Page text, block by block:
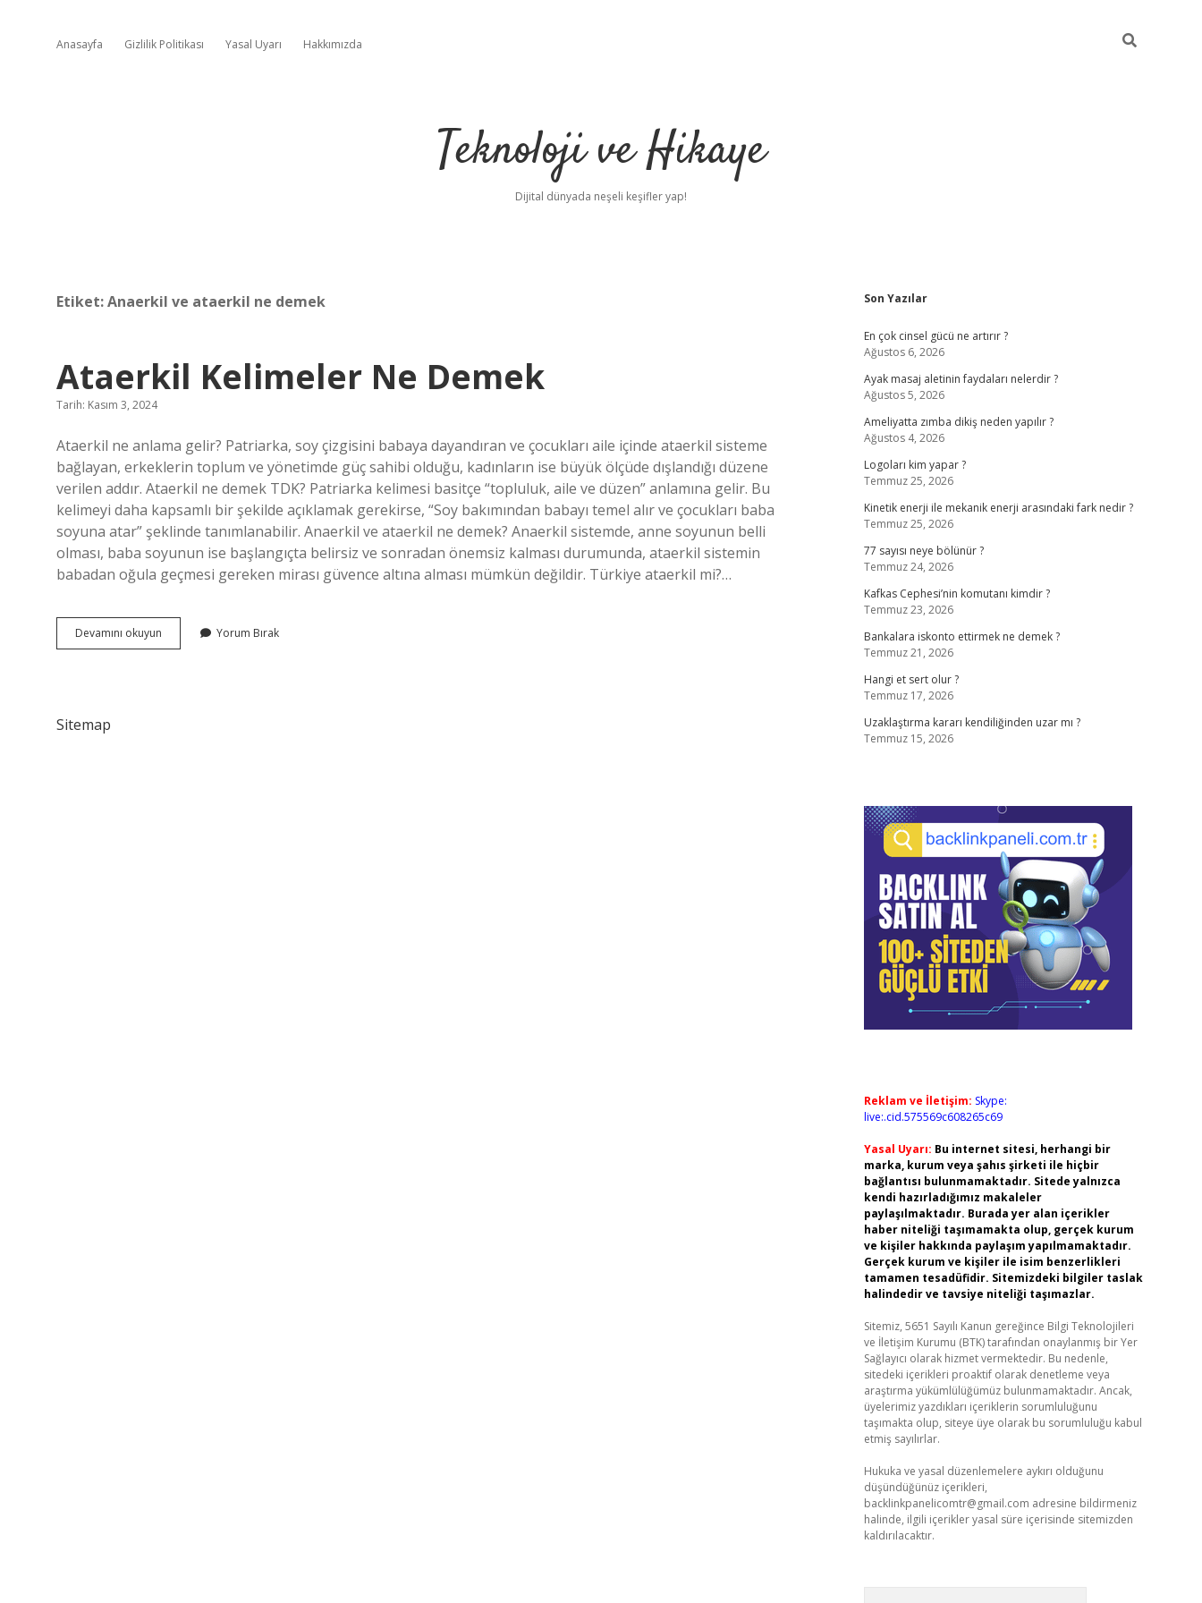
Anasayfa Gizlilik Politikası Yasal Uyarı Hakkımızda
Teknoloji ve Hikaye
Dijital dünyada neşeli keşifler yap!
Etiket:Anaerkil ve ataerkil ne demek
Ataerkil Kelimeler Ne Demek
Tarih: Kasım 3, 2024
Ataerkil ne anlama gelir? Patriarka, soy çizgisini babaya dayandıran ve çocukları aile içinde ataerkil sisteme
bağlayan, erkeklerin toplum ve yönetimde güç sahibi olduğu, kadınların ise büyük ölçüde dışlandığı düzene
verilen addır. Ataerkil ne demek TDK? Patriarka kelimesi basitçe “topluluk, aile ve düzen” anlamına gelir. Bu
kelimeyi daha kapsamlı bir şekilde açıklamak gerekirse, “Soy bakımından babayı temel alır ve çocukları baba
soyuna atar” şeklinde tanımlanabilir. Anaerkil ve ataerkil ne demek? Anaerkil sistemde, anne soyunun belli
olması, baba soyunun ise başlangıçta belirsiz ve sonradan önemsiz kalması durumunda, ataerkil sistemin
babadan oğula geçmesi gereken mirası güvence altına alması mümkün değildir. Türkiye ataerkil mi?…
Devamını okuyun
Kelimeler
Yorum Bırak
Sitemap
Sidebar
Son Yazılar
En çok cinsel gücü ne artırır ?
Ağustos 6, 2026
Ayak masaj aletinin faydaları nelerdir ?
Ağustos 5, 2026
Ameliyatta zımba dikiş neden yapılır ?
Ağustos 4, 2026
Logoları kim yapar ?
Temmuz 25, 2026
Kinetik enerji ile mekanik enerji arasındaki fark nedir ?
Temmuz 25, 2026
77 sayısı neye bölünür ?
Temmuz 24, 2026
Kafkas Cephesi’nin komutanı kimdir ?
Temmuz 23, 2026
Bankalara iskonto ettirmek ne demek ?
Temmuz 21, 2026
Hangi et sert olur ?
Temmuz 17, 2026
Uzaklaştırma kararı kendiliğinden uzar mı ?
Temmuz 15, 2026
Reklam ve İletişim: Skype:
live:.cid.575569c608265c69
Yasal Uyarı: Bu internet sitesi, herhangi bir
marka, kurum veya şahıs şirketi ile hiçbir
bağlantısı bulunmamaktadır. Sitede yalnızca
kendi hazırladığımız makaleler
paylaşılmaktadır. Burada yer alan içerikler
haber niteliği taşımamakta olup, gerçek kurum
ve kişiler hakkında paylaşım yapılmamaktadır.
Gerçek kurum ve kişiler ile isim benzerlikleri
tamamen tesadüfidir. Sitemizdeki bilgiler taslak
halindedir ve tavsiye niteliği taşımazlar.
Sitemiz, 5651 Sayılı Kanun gereğince Bilgi Teknolojileri
ve İletişim Kurumu (BTK) tarafından onaylanmış bir Yer
Sağlayıcı olarak hizmet vermektedir. Bu nedenle,
sitedeki içerikleri proaktif olarak denetleme veya
araştırma yükümlülüğümüz bulunmamaktadır. Ancak,
üyelerimiz yazdıkları içeriklerin sorumluluğunu
taşımakta olup, siteye üye olarak bu sorumluluğu kabul
etmiş sayılırlar.
Hukuka ve yasal düzenlemelere aykırı olduğunu
düşündüğünüz içerikleri,
backlinkpanelicomtr@gmail.com adresine bildirmeniz
halinde, ilgili içerikler yasal süre içerisinde sitemizden
kaldırılacaktır.